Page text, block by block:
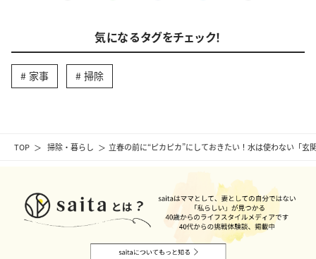
TOP 掃除・暮らし 立春の前に“ピカピカ”にしておきたい！水は使わない「玄
気になるタグをチェック！
家事 掃除